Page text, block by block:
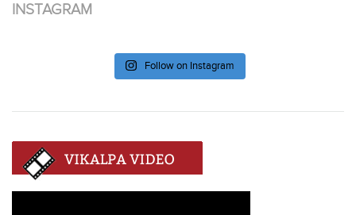
INSTAGRAM
Follow on Instagram